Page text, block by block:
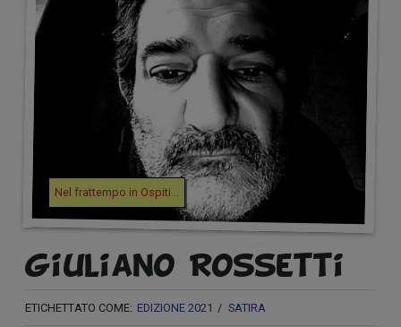
Nel frattempo in Ospiti...
Giuliano Rossetti
ETICHETTATO COME: EDIZIONE 2021 SATIRA